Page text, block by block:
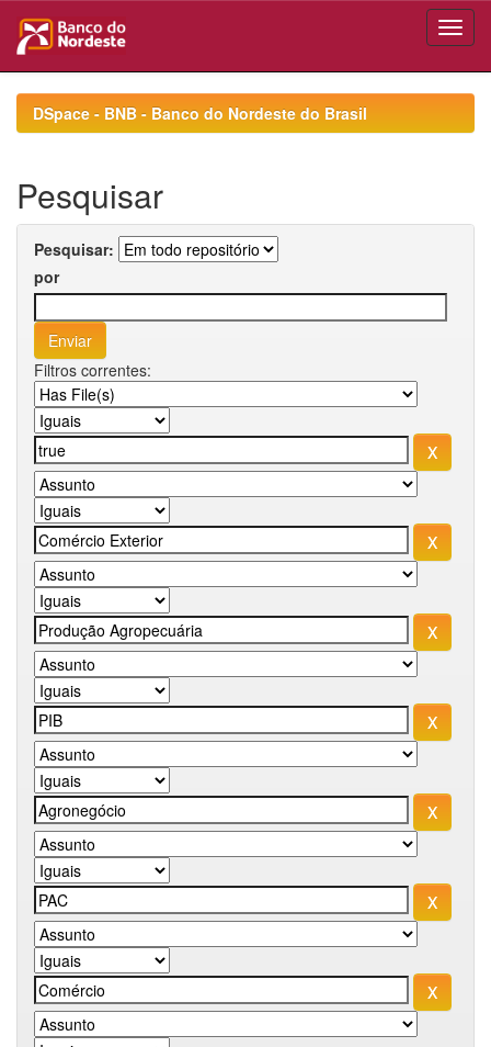
navigationDSpace - BNB - Banco do Nordeste do Brasil
Pesquisar
Pesquisar:
por
Filtros correntes: